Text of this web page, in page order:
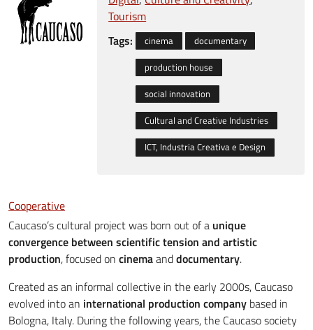
Tourism
Tags:
cinema
documentary
production house
social innovation
Cultural and Creative Industries
ICT, Industria Creativa e Design
Cooperative
Caucaso’s cultural project was born out of a unique
convergence between scientific tension and artistic
production, focused on cinemaanddocumentary.
Created as an informal collective in the early 2000s, Caucaso
evolved into an international production company based in
Bologna, Italy. During the following years, the Caucaso society